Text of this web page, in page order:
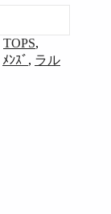
TOPS,
ﾒﾝｽﾞ , ラル